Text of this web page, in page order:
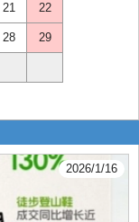
21 22
28 29
2026/1/16